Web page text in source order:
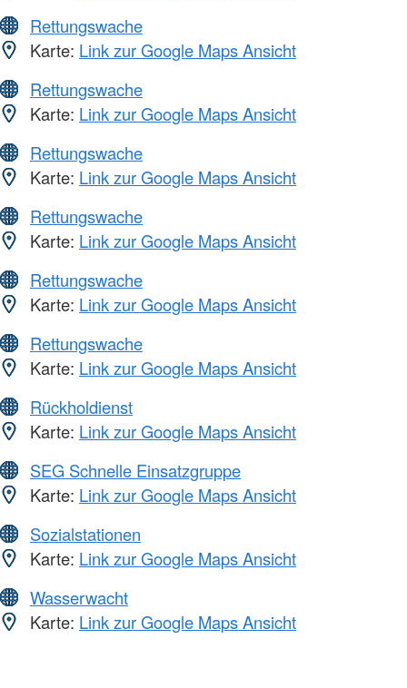
Rettungswache
Karte: Link zur Google Maps Ansicht
Rettungswache
Karte: Link zur Google Maps Ansicht
Rettungswache
Karte: Link zur Google Maps Ansicht
Rettungswache
Karte: Link zur Google Maps Ansicht
Rettungswache
Karte: Link zur Google Maps Ansicht
Rettungswache
Karte: Link zur Google Maps Ansicht
Rückholdienst
Karte: Link zur Google Maps Ansicht
SEG Schnelle Einsatzgruppe
Karte: Link zur Google Maps Ansicht
Sozialstationen
Karte: Link zur Google Maps Ansicht
Wasserwacht
Karte: Link zur Google Maps Ansicht